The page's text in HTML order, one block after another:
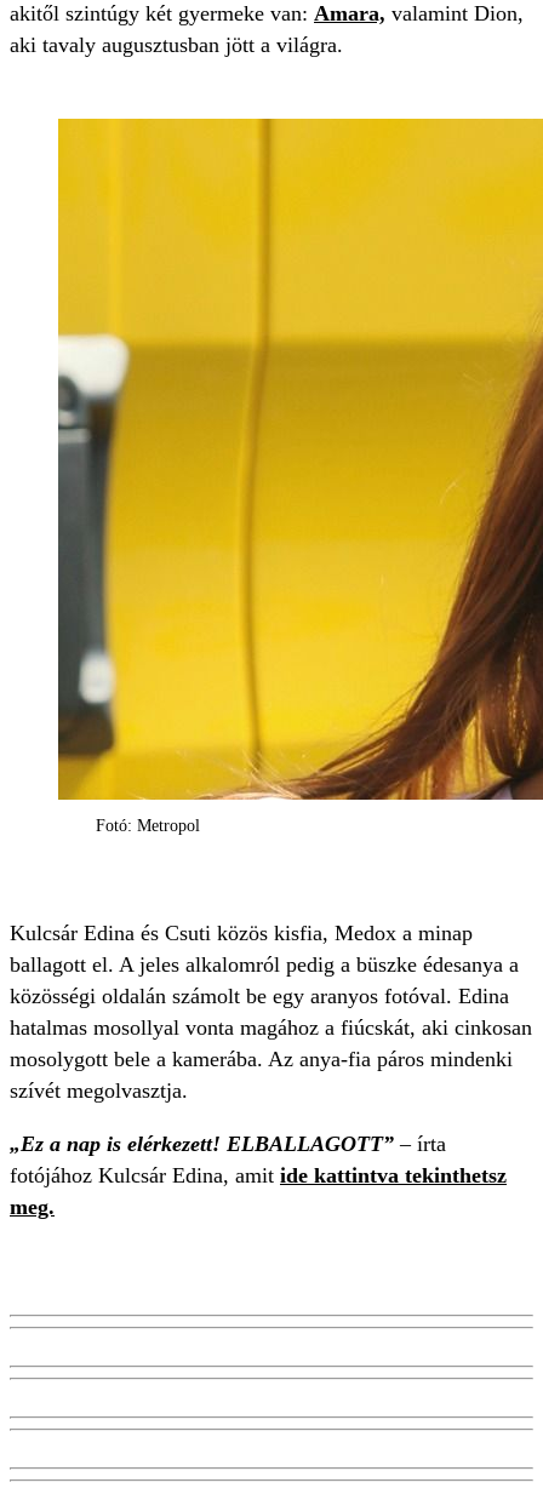
akitől szintúgy két gyermeke van: Amara, valamint Dion,
aki tavaly augusztusban jött a világra.
Fotó: Metropol
Kulcsár Edina és Csuti közös kisfia, Medox a minap
ballagott el. A jeles alkalomról pedig a büszke édesanya a
közösségi oldalán számolt be egy aranyos fotóval. Edina
hatalmas mosollyal vonta magához a fiúcskát, aki cinkosan
mosolygott bele a kamerába. Az anya-fia páros mindenki
szívét megolvasztja.
„Ez a nap is elérkezett! ELBALLAGOTT”– írta
fotójához Kulcsár Edina, amit ide kattintva tekinthetsz
meg.